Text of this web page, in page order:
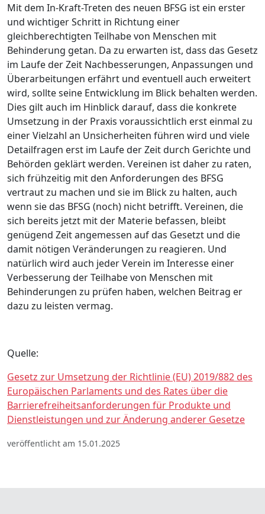
Mit dem In-Kraft-Treten des neuen BFSG ist ein erster
und wichtiger Schritt in Richtung einer
gleichberechtigten Teilhabe von Menschen mit
Behinderung getan. Da zu erwarten ist, dass das Gesetz
im Laufe der Zeit Nachbesserungen, Anpassungen und
Überarbeitungen erfährt und eventuell auch erweitert
wird, sollte seine Entwicklung im Blick behalten werden.
Dies gilt auch im Hinblick darauf, dass die konkrete
Umsetzung in der Praxis voraussichtlich erst einmal zu
einer Vielzahl an Unsicherheiten führen wird und viele
Detailfragen erst im Laufe der Zeit durch Gerichte und
Behörden geklärt werden. Vereinen ist daher zu raten,
sich frühzeitig mit den Anforderungen des BFSG
vertraut zu machen und sie im Blick zu halten, auch
wenn sie das BFSG (noch) nicht betrifft. Vereinen, die
sich bereits jetzt mit der Materie befassen, bleibt
genügend Zeit angemessen auf das Gesetzt und die
damit nötigen Veränderungen zu reagieren. Und
natürlich wird auch jeder Verein im Interesse einer
Verbesserung der Teilhabe von Menschen mit
Behinderungen zu prüfen haben, welchen Beitrag er
dazu zu leisten vermag.
Quelle:
Gesetz zur Umsetzung der Richtlinie (EU) 2019/882 des
Europäischen Parlaments und des Rates über die
Barrierefreiheitsanforderungen für Produkte und
Dienstleistungen und zur Änderung anderer Gesetze
veröffentlicht am 15.01.2025